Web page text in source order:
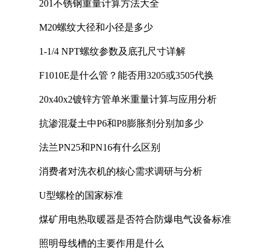
201不锈钢重量计算方法大全
M20螺纹大径和小径是多少
1-1/4 NPT螺纹参数及底孔尺寸详解
F1010E是什么管？能否用3205或3505代换
20x40x2镀锌方管单米重量计算与应用分析
抗渗混凝土中P6和P8膨胀剂分别加多少
法兰PN25和PN16有什么区别
消费者对洗衣机的核心需求调研与分析
U型螺栓的国家标准
煤矿用电热取暖器是否符合防爆电气设备标准
照明母线槽的主要作用是什么